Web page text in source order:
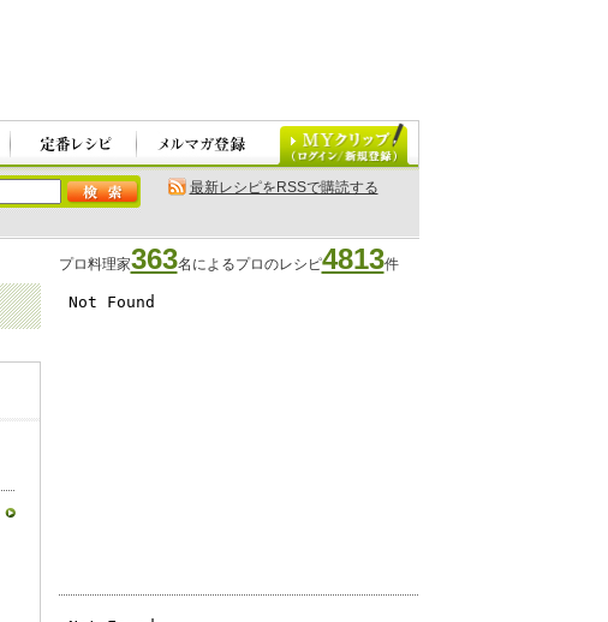
最新レシピをRSSで購読する
プロ料理家363名によるプロのレシピ4813件